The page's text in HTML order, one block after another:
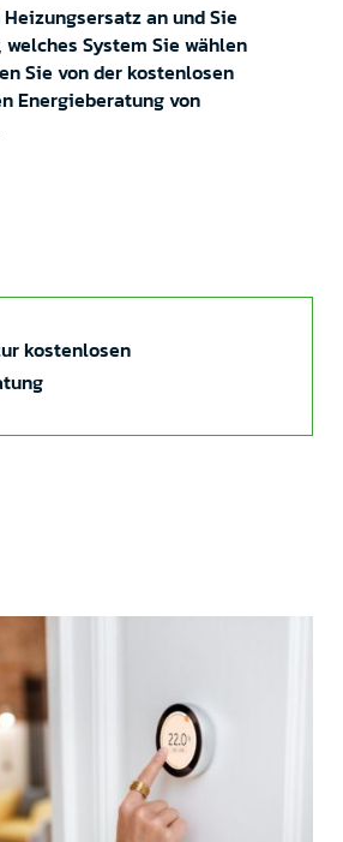
an und Sie
System Sie wählen
Sie von der kostenlosen
Energieberatung von
kostenlosen